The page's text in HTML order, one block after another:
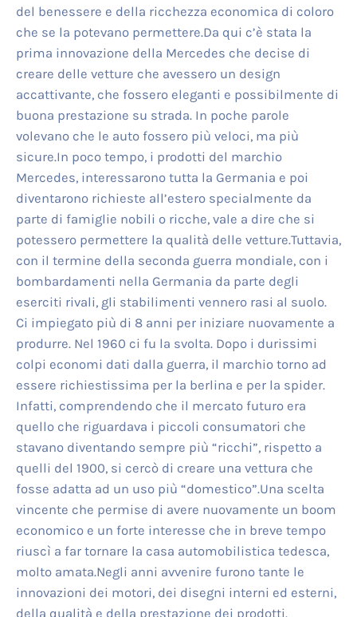
del benessere e della ricchezza economica di coloro
che se la potevano permettere.Da qui c’è stata la
prima innovazione della Mercedes che decise di
creare delle vetture che avessero un design
accattivante, che fossero eleganti e possibilmente di
buona prestazione su strada. In poche parole
volevano che le auto fossero più veloci, ma più
sicure.In poco tempo, i prodotti del marchio
Mercedes, interessarono tutta la Germania e poi
diventarono richieste all’estero specialmente da
parte di famiglie nobili o ricche, vale a dire che si
potessero permettere la qualità delle vetture.Tuttavia,
con il termine della seconda guerra mondiale, con i
bombardamenti nella Germania da parte degli
eserciti rivali, gli stabilimenti vennero rasi al suolo.
Ci impiegato più di 8 anni per iniziare nuovamente a
produrre. Nel 1960 ci fu la svolta. Dopo i durissimi
colpi economi dati dalla guerra, il marchio torno ad
essere richiestissima per la berlina e per la spider.
Infatti, comprendendo che il mercato futuro era
quello che riguardava i piccoli consumatori che
stavano diventando sempre più “ricchi”, rispetto a
quelli del 1900, si cercò di creare una vettura che
fosse adatta ad un uso più “domestico”.Una scelta
vincente che permise di avere nuovamente un boom
economico e un forte interesse che in breve tempo
riuscì a far tornare la casa automobilistica tedesca,
molto amata.Negli anni avvenire furono tante le
innovazioni dei motori, dei disegni interni ed esterni,
della qualità e della prestazione dei prodotti.